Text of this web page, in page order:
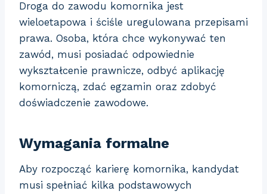
Droga do zawodu komornika jest
wieloetapowa i ściśle uregulowana przepisami
prawa. Osoba, która chce wykonywać ten
zawód, musi posiadać odpowiednie
wykształcenie prawnicze, odbyć aplikację
komorniczą, zdać egzamin oraz zdobyć
doświadczenie zawodowe.
Wymagania formalne
Aby rozpocząć karierę komornika, kandydat
musi spełniać kilka podstawowych